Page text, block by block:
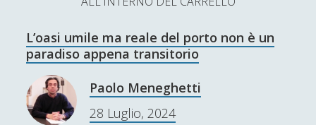
Contatti & Collabora!
La nostra storia
t
f
CERCA
e
a
L’oasi umile ma reale del porto non è un
paradiso appena transitorio
Paolo Meneghetti
28 Luglio, 2024